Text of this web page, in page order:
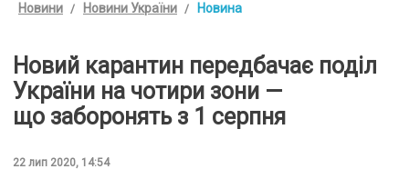
Новини Новини України Новина
Новий карантин передбачає поділ
України на чотири зони —
що заборонять з 1 серпня
22 лип 2020, 14:54